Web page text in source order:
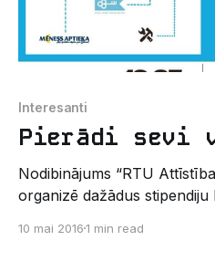
Interesanti
Pierādi sevi
Nodibinājums “RTU
organizē dažādus
dažādām apmaksātām prakses
10 mai 20161 min read